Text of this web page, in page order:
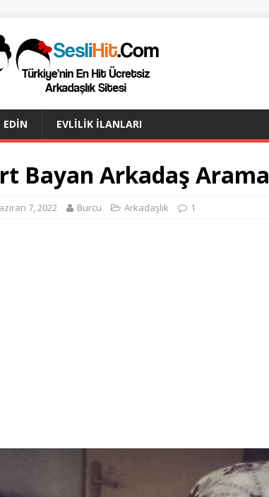
EDIN EVLILIK İLANLARI
Bayan Arkadaş Arama
7, 2022 Burcu Arkadaşlık 1